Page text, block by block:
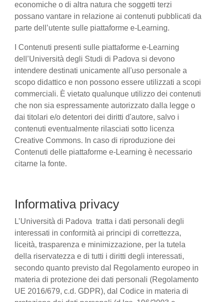
economiche o di altra natura che soggetti terzi
possano vantare in relazione ai contenuti pubblicati da
parte dell’utente sulle piattaforme e-Learning.
I Contenuti presenti sulle piattaforme e-Learning
dell’Università degli Studi di Padova si devono
intendere destinati unicamente all'uso personale a
scopo didattico e non possono essere utilizzati a scopi
commerciali. È vietato qualunque utilizzo dei contenuti
che non sia espressamente autorizzato dalla legge o
dai titolari e/o detentori dei diritti d'autore, salvo i
contenuti eventualmente rilasciati sotto licenza
Creative Commons. In caso di riproduzione dei
Contenuti delle piattaforme e-Learning è necessario
citarne la fonte.
Informativa privacy
L’Università di Padova tratta i dati personali degli
interessati in conformità ai principi di correttezza,
liceità, trasparenza e minimizzazione, per la tutela
della riservatezza e di tutti i diritti degli interessati,
secondo quanto previsto dal Regolamento europeo in
materia di protezione dei dati personali (Regolamento
UE 2016/679, c.d. GDPR), dal Codice in materia di